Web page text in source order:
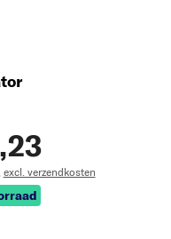
excl. verzendkosten